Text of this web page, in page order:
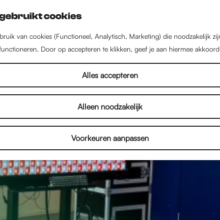
cookies
van cookies (Functioneel, Analytisch, Marketing) die noodzakelijk
Door op accepteren te klikken, geef je aan hiermee
Alles accepteren
Alleen noodzakelijk
Voorkeuren aanpassen